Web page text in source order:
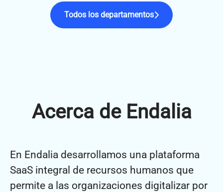
Todos los departamentos
Acerca de Endalia
En Endalia desarrollamos una plataforma
SaaS integral de recursos humanos que
permite a las organizaciones digitalizar por